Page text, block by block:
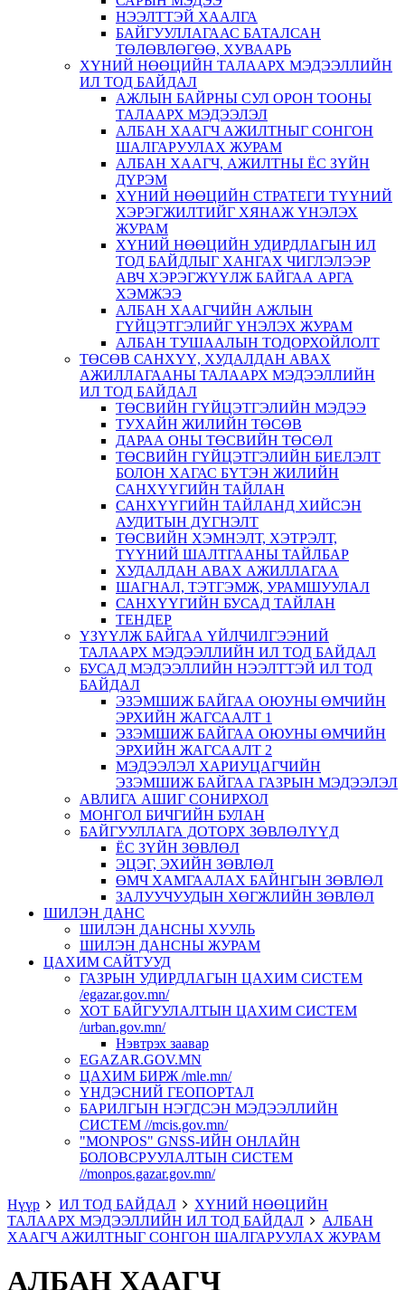
НЭЭЛТТЭЙ ХААЛГА
БАЙГУУЛЛАГААС БАТАЛСАН
ТӨЛӨВЛӨГӨӨ, ХУВААРЬ
ХҮНИЙ НӨӨЦИЙН ТАЛААРХ МЭДЭЭЛЛИЙН
ИЛ ТОД БАЙДАЛ
АЖЛЫН БАЙРНЫ СУЛ ОРОН ТООНЫ
ТАЛААРХ МЭДЭЭЛЭЛ
АЛБАН ХААГЧ АЖИЛТНЫГ СОНГОН
ШАЛГАРУУЛАХ ЖУРАМ
АЛБАН ХААГЧ, АЖИЛТНЫ ЁС ЗҮЙН
ДҮРЭМ
ХҮНИЙ НӨӨЦИЙН СТРАТЕГИ ТҮҮНИЙ
ХЭРЭГЖИЛТИЙГ ХЯНАЖ ҮНЭЛЭХ
ЖУРАМ
ХҮНИЙ НӨӨЦИЙН УДИРДЛАГЫН ИЛ
ТОД БАЙДЛЫГ ХАНГАХ ЧИГЛЭЛЭЭР
АВЧ ХЭРЭГЖҮҮЛЖ БАЙГАА АРГА
ХЭМЖЭЭ
АЛБАН ХААГЧИЙН АЖЛЫН
ГҮЙЦЭТГЭЛИЙГ ҮНЭЛЭХ ЖУРАМ
АЛБАН ТУШААЛЫН ТОДОРХОЙЛОЛТ
ТӨСӨВ САНХҮҮ, ХУДАЛДАН АВАХ
АЖИЛЛАГААНЫ ТАЛААРХ МЭДЭЭЛЛИЙН
ИЛ ТОД БАЙДАЛ
ТӨСВИЙН ГҮЙЦЭТГЭЛИЙН МЭДЭЭ
ТУХАЙН ЖИЛИЙН ТӨСӨВ
ДАРАА ОНЫ ТӨСВИЙН ТӨСӨЛ
ТӨСВИЙН ГҮЙЦЭТГЭЛИЙН БИЕЛЭЛТ
БОЛОН ХАГАС БҮТЭН ЖИЛИЙН
САНХҮҮГИЙН ТАЙЛАН
САНХҮҮГИЙН ТАЙЛАНД ХИЙСЭН
АУДИТЫН ДҮГНЭЛТ
ТӨСВИЙН ХЭМНЭЛТ, ХЭТРЭЛТ,
ТҮҮНИЙ ШАЛТГААНЫ ТАЙЛБАР
ХУДАЛДАН АВАХ АЖИЛЛАГАА
ШАГНАЛ, ТЭТГЭМЖ, УРАМШУУЛАЛ
САНХҮҮГИЙН БУСАД ТАЙЛАН
ТЕНДЕР
ҮЗҮҮЛЖ БАЙГАА ҮЙЛЧИЛГЭЭНИЙ
ТАЛААРХ МЭДЭЭЛЛИЙН ИЛ ТОД БАЙДАЛ
БУСАД МЭДЭЭЛЛИЙН НЭЭЛТТЭЙ ИЛ ТОД
БАЙДАЛ
ЭЗЭМШИЖ БАЙГАА ОЮУНЫ ӨМЧИЙН
ЭРХИЙН ЖАГСААЛТ 1
ЭЗЭМШИЖ БАЙГАА ОЮУНЫ ӨМЧИЙН
ЭРХИЙН ЖАГСААЛТ 2
МЭДЭЭЛЭЛ ХАРИУЦАГЧИЙН
ЭЗЭМШИЖ БАЙГАА ГАЗРЫН МЭДЭЭЛЭЛ
АВЛИГА АШИГ СОНИРХОЛ
МОНГОЛ БИЧГИЙН БУЛАН
БАЙГУУЛЛАГА ДОТОРХ ЗӨВЛӨЛҮҮД
ЁС ЗҮЙН ЗӨВЛӨЛ
ЭЦЭГ, ЭХИЙН ЗӨВЛӨЛ
ӨМЧ ХАМГААЛАХ БАЙНГЫН ЗӨВЛӨЛ
ЗАЛУУЧУУДЫН ХӨГЖЛИЙН ЗӨВЛӨЛ
ШИЛЭН ДАНС
ШИЛЭН ДАНСНЫ ХУУЛЬ
ШИЛЭН ДАНСНЫ ЖУРАМ
ЦАХИМ САЙТУУД
ГАЗРЫН УДИРДЛАГЫН ЦАХИМ СИСТЕМ
/egazar.gov.mn/
ХОТ БАЙГУУЛАЛТЫН ЦАХИМ СИСТЕМ
/urban.gov.mn/
Нэвтрэх заавар
EGAZAR.GOV.MN
ЦАХИМ БИРЖ /mle.mn/
ҮНДЭСНИЙ ГЕОПОРТАЛ
БАРИЛГЫН НЭГДСЭН МЭДЭЭЛЛИЙН
СИСТЕМ //mcis.gov.mn/
"MONPOS" GNSS-ИЙН ОНЛАЙН
БОЛОВСРУУЛАЛТЫН СИСТЕМ
//monpos.gazar.gov.mn/
Нүүр
ИЛ ТОД БАЙДАЛ
ХҮНИЙ НӨӨЦИЙН
ТАЛААРХ МЭДЭЭЛЛИЙН ИЛ ТОД БАЙДАЛ
АЛБАН
ХААГЧ АЖИЛТНЫГ СОНГОН ШАЛГАРУУЛАХ ЖУРАМ
АЛБАН ХААГЧ